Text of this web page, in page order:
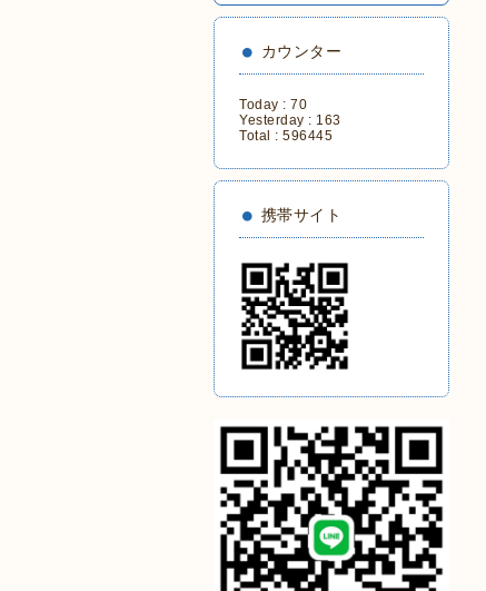
カウンター
Today : 70
Yesterday : 163
Total : 596445
携帯サイト